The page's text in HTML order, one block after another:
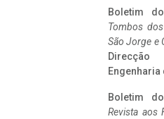
Boletim
Tombos
São Jorge e
Engenharia
Boletim
Revista aos